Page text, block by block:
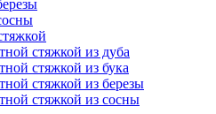
стяжкой из дуба
стяжкой из бука
стяжкой из березы
стяжкой из сосны